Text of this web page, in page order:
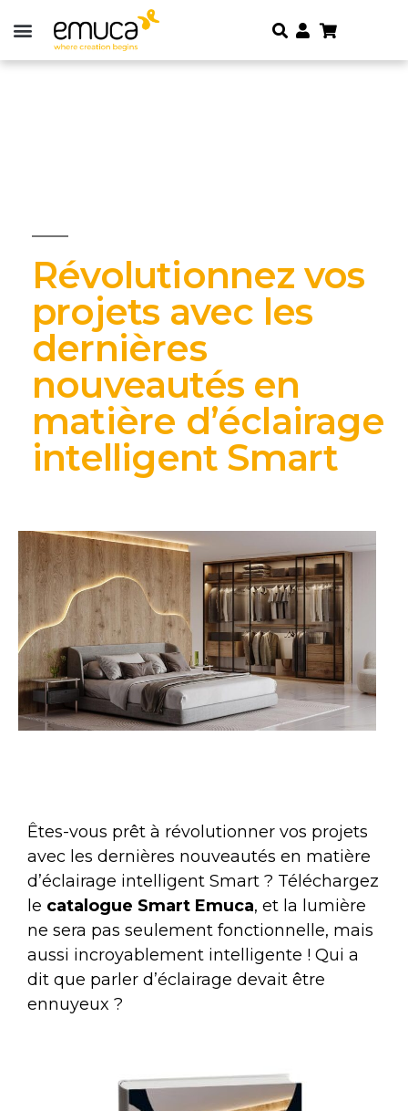
Révolutionnez vos
projets avec les
dernières
nouveautés en
matière d’éclairage
intelligent Smart
Êtes-vous prêt à révolutionner vos projets
avec les dernières nouveautés en matière
d’éclairage intelligent Smart ? Téléchargez
le catalogue Smart Emuca, et la lumière
ne sera pas seulement fonctionnelle, mais
aussi incroyablement intelligente ! Qui a
dit que parler d’éclairage devait être
ennuyeux ?